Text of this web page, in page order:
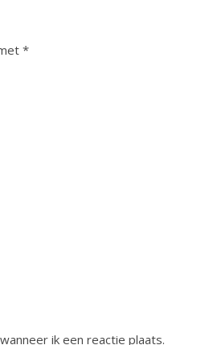
*
ik een reactie plaats.